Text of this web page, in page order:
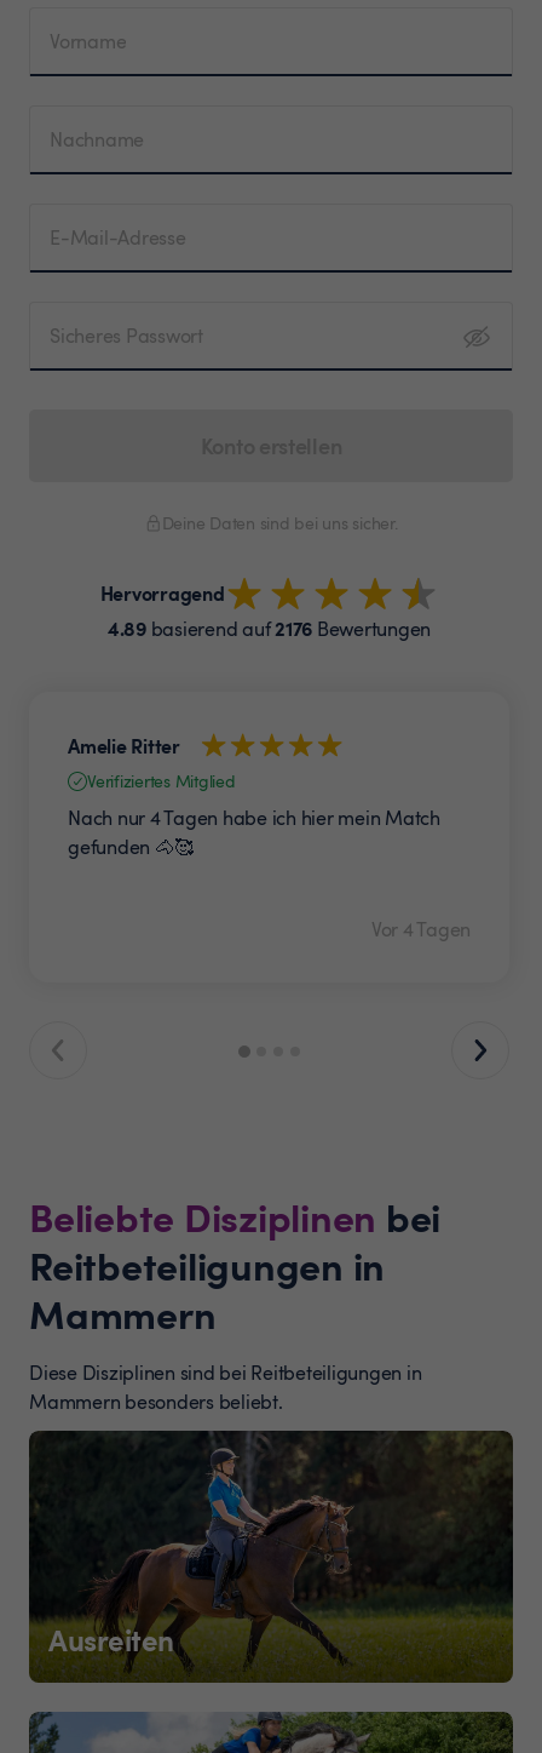
Vorname
Nachname
E-Mail-Adresse
Sicheres Passwort
Deine Daten sind bei uns sicher.
Hervorragend
4.89basierend auf2176 Bewertungen
Amelie Ritter
Verifiziertes Mitglied
Nach nur 4 Tagen habe ich hier mein Match
gefunden 🐴🥰
Vor 4 Tagen
Beliebte Disziplinen bei
Reitbeteiligungen in
Mammern
Diese Disziplinen sind bei Reitbeteiligungen in
Mammern besonders beliebt.
Ausreiten